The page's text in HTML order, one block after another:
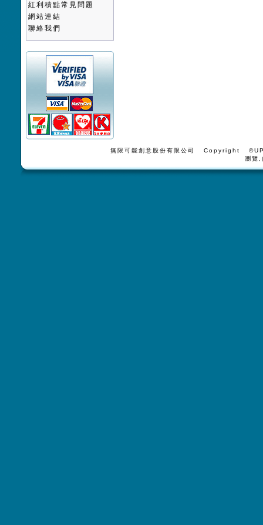
紅利積點常見問題
網站連結
聯絡我們
無限可能創意股份有限公司 Copyright
瀏